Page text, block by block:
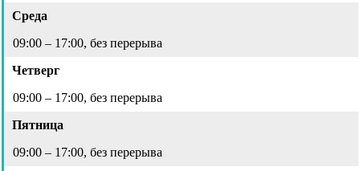
Среда
09:00 – 17:00, без перерыва
Четверг
09:00 – 17:00, без перерыва
Пятница
09:00 – 17:00, без перерыва